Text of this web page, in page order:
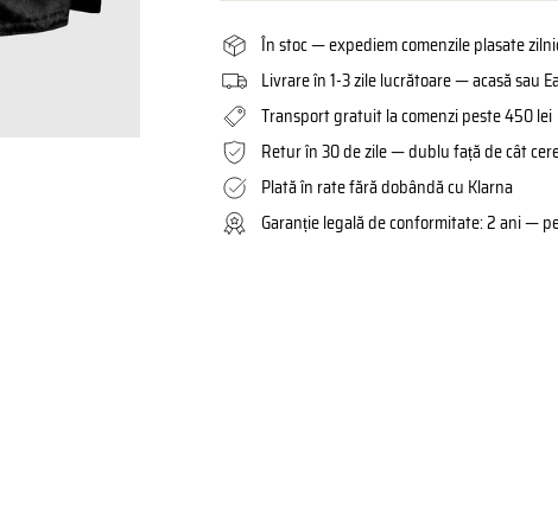
În stoc — expediem comenzile plasate
Livrare în 1-3 zile lucrătoare — acasă sau
Transport gratuit la comenzi peste 450 lei
Retur în 30 de zile — dublu față de cât
Plată în rate fără dobândă cu Klarna
Garanție legală de conformitate: 2 ani —